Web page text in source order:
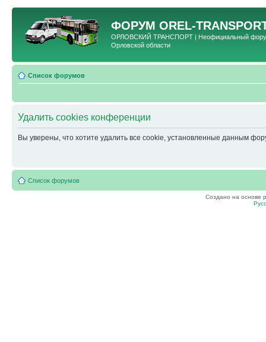
ФОРУМ OREL-
ОРЛОВСКИЙ ТРАНСПОРТ | Неофициальный форум
Орловской области
Список форумов
Удалить cookies конференции
Вы уверены, что хотите удалить все cookie, установленные данным
Список форумов
Создано на основе